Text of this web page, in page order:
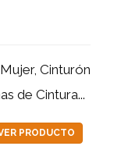
Cinturón
de Cintura...
PRODUCTO